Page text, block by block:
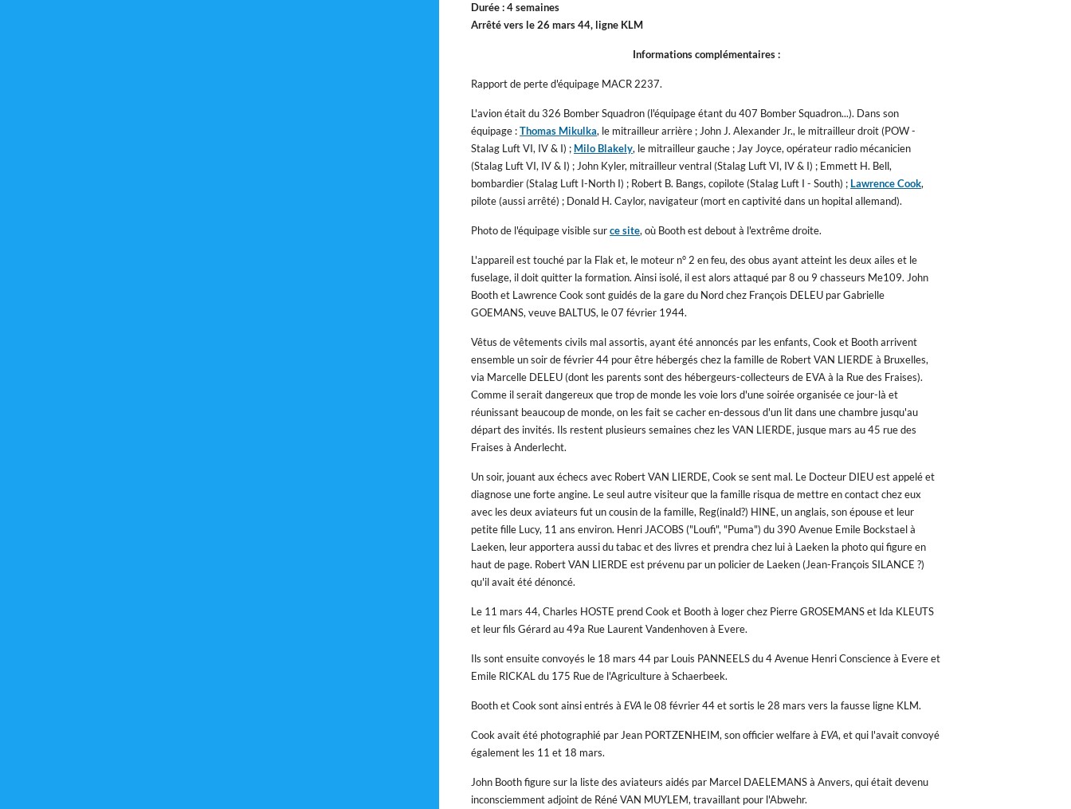
Durée : 4 semaines
Arrêté vers le 26 mars 44, ligne KLM
Informations complémentaires :
Rapport de perte d'équipage MACR 2237.
L'avion était du 326 Bomber Squadron (l'équipage étant du 407 Bomber Squadron...). Dans son
équipage :Thomas Mikulka, le mitrailleur arrière ; John J. Alexander Jr., le mitrailleur droit (POW -
Stalag Luft VI, IV & I) ; Milo Blakely, le mitrailleur gauche ; Jay Joyce, opérateur radio mécanicien
(Stalag Luft VI, IV & I) ; John Kyler, mitrailleur ventral (Stalag Luft VI, IV & I) ; Emmett H. Bell,
bombardier (Stalag Luft I-North I) ; Robert B. Bangs, copilote (Stalag Luft I - South) ; Lawrence Cook,
pilote (aussi arrêté) ; Donald H. Caylor, navigateur (mort en captivité dans un hopital allemand).
Photo de l'équipage visible surce site, où Booth est debout à l'extrême droite.
L'appareil est touché par la Flak et, le moteur n° 2 en feu, des obus ayant atteint les deux ailes et le
fuselage, il doit quitter la formation. Ainsi isolé, il est alors attaqué par 8 ou 9 chasseurs Me109. John
Booth et Lawrence Cook sont guidés de la gare du Nord chez François DELEU par Gabrielle
GOEMANS, veuve BALTUS, le 07 février 1944.
Vêtus de vêtements civils mal assortis, ayant été annoncés par les enfants, Cook et Booth arrivent
ensemble un soir de février 44 pour être hébergés chez la famille de Robert VAN LIERDE à Bruxelles,
via Marcelle DELEU (dont les parents sont des hébergeurs-collecteurs de EVA à la Rue des Fraises).
Comme il serait dangereux que trop de monde les voie lors d'une soirée organisée ce jour-là et
réunissant beaucoup de monde, on les fait se cacher en-dessous d'un lit dans une chambre jusqu'au
départ des invités. Ils restent plusieurs semaines chez les VAN LIERDE, jusque mars au 45 rue des
Fraises à Anderlecht.
Un soir, jouant aux échecs avec Robert VAN LIERDE, Cook se sent mal. Le Docteur DIEU est appelé et
diagnose une forte angine. Le seul autre visiteur que la famille risqua de mettre en contact chez eux
avec les deux aviateurs fut un cousin de la famille, Reg(inald?) HINE, un anglais, son épouse et leur
petite fille Lucy, 11 ans environ. Henri JACOBS ("Loufi", "Puma") du 390 Avenue Emile Bockstael à
Laeken, leur apportera aussi du tabac et des livres et prendra chez lui à Laeken la photo qui figure en
haut de page. Robert VAN LIERDE est prévenu par un policier de Laeken (Jean-François SILANCE ?)
qu'il avait été dénoncé.
Le 11 mars 44, Charles HOSTE prend Cook et Booth à loger chez Pierre GROSEMANS et Ida KLEUTS
et leur fils Gérard au 49a Rue Laurent Vandenhoven à Evere.
Ils sont ensuite convoyés le 18 mars 44 par Louis PANNEELS du 4 Avenue Henri Conscience à Evere et
Emile RICKAL du 175 Rue de l'Agriculture à Schaerbeek.
Booth et Cook sont ainsi entrés àEVA le 08 février 44 et sortis le 28 mars vers la fausse ligne KLM.
Cook avait été photographié par Jean PORTZENHEIM, son officier welfare àEVA, et qui l'avait convoyé
également les 11 et 18 mars.
John Booth figure sur la liste des aviateurs aidés par Marcel DAELEMANS à Anvers, qui était devenu
inconsciemment adjoint de Réné VAN MUYLEM, travaillant pour l'Abwehr.